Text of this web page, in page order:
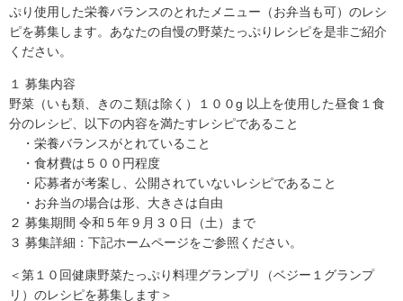
ぷり使用した栄養バランスのとれたメニュー（お弁当も可）のレシ
ピを募集します。あなたの自慢の野菜たっぷりレシピを是非ご紹介
ください。
１ 募集内容
野菜（いも類、きのこ類は除く）１００g 以上を使用した昼食１食
分のレシピ、以下の内容を満たすレシピであること
・栄養バランスがとれていること
・食材費は５００円程度
・応募者が考案し、公開されていないレシピであること
・お弁当の場合は形、大きさは自由
２ 募集期間 令和５年９月３０日（土）まで
３ 募集詳細：下記ホームページをご参照ください。
＜第１０回健康野菜たっぷり料理グランプリ（ベジー１グランプ
リ）のレシピを募集します＞